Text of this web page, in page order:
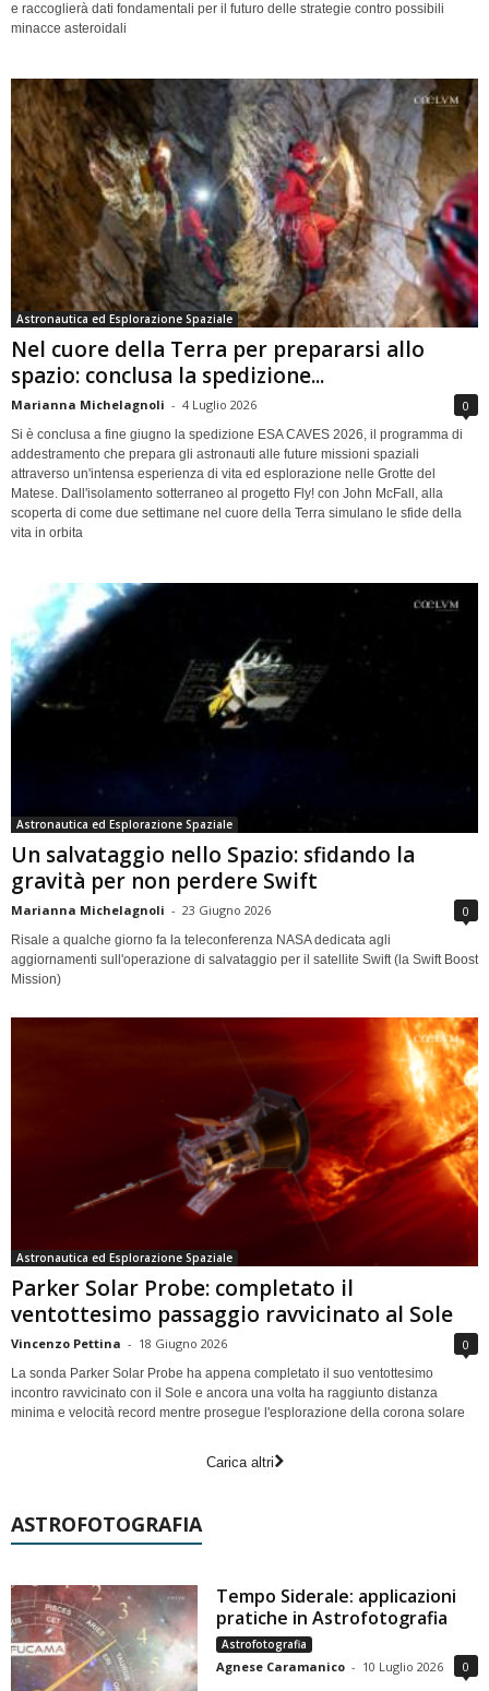
e raccoglierà dati fondamentali per il futuro delle strategie contro possibili
minacce asteroidali
Astronautica ed Esplorazione Spaziale
Nel cuore della Terra per prepararsi allo
spazio: conclusa la spedizione...
Marianna Michelagnoli - 4 Luglio 2026 0
Si è conclusa a fine giugno la spedizione ESA CAVES 2026, il programma di
addestramento che prepara gli astronauti alle future missioni spaziali
attraverso un'intensa esperienza di vita ed esplorazione nelle Grotte del
Matese. Dall'isolamento sotterraneo al progetto Fly! con John McFall, alla
scoperta di come due settimane nel cuore della Terra simulano le sfide della
vita in orbita
Astronautica ed Esplorazione Spaziale
Un salvataggio nello Spazio: sfidando la
gravità per non perdere Swift
Marianna Michelagnoli - 23 Giugno 2026 0
Risale a qualche giorno fa la teleconferenza NASA dedicata agli
aggiornamenti sull'operazione di salvataggio per il satellite Swift (la Swift Boost
Mission)
Astronautica ed Esplorazione Spaziale
Parker Solar Probe: completato il
ventottesimo passaggio ravvicinato al Sole
Vincenzo Pettina - 18 Giugno 2026 0
La sonda Parker Solar Probe ha appena completato il suo ventottesimo
incontro ravvicinato con il Sole e ancora una volta ha raggiunto distanza
minima e velocità record mentre prosegue l'esplorazione della corona solare
Carica altri
ASTROFOTOGRAFIA
Tempo Siderale: applicazioni
pratiche in Astrofotografia
Astrofotografia
Agnese Caramanico - 10 Luglio 2026 0